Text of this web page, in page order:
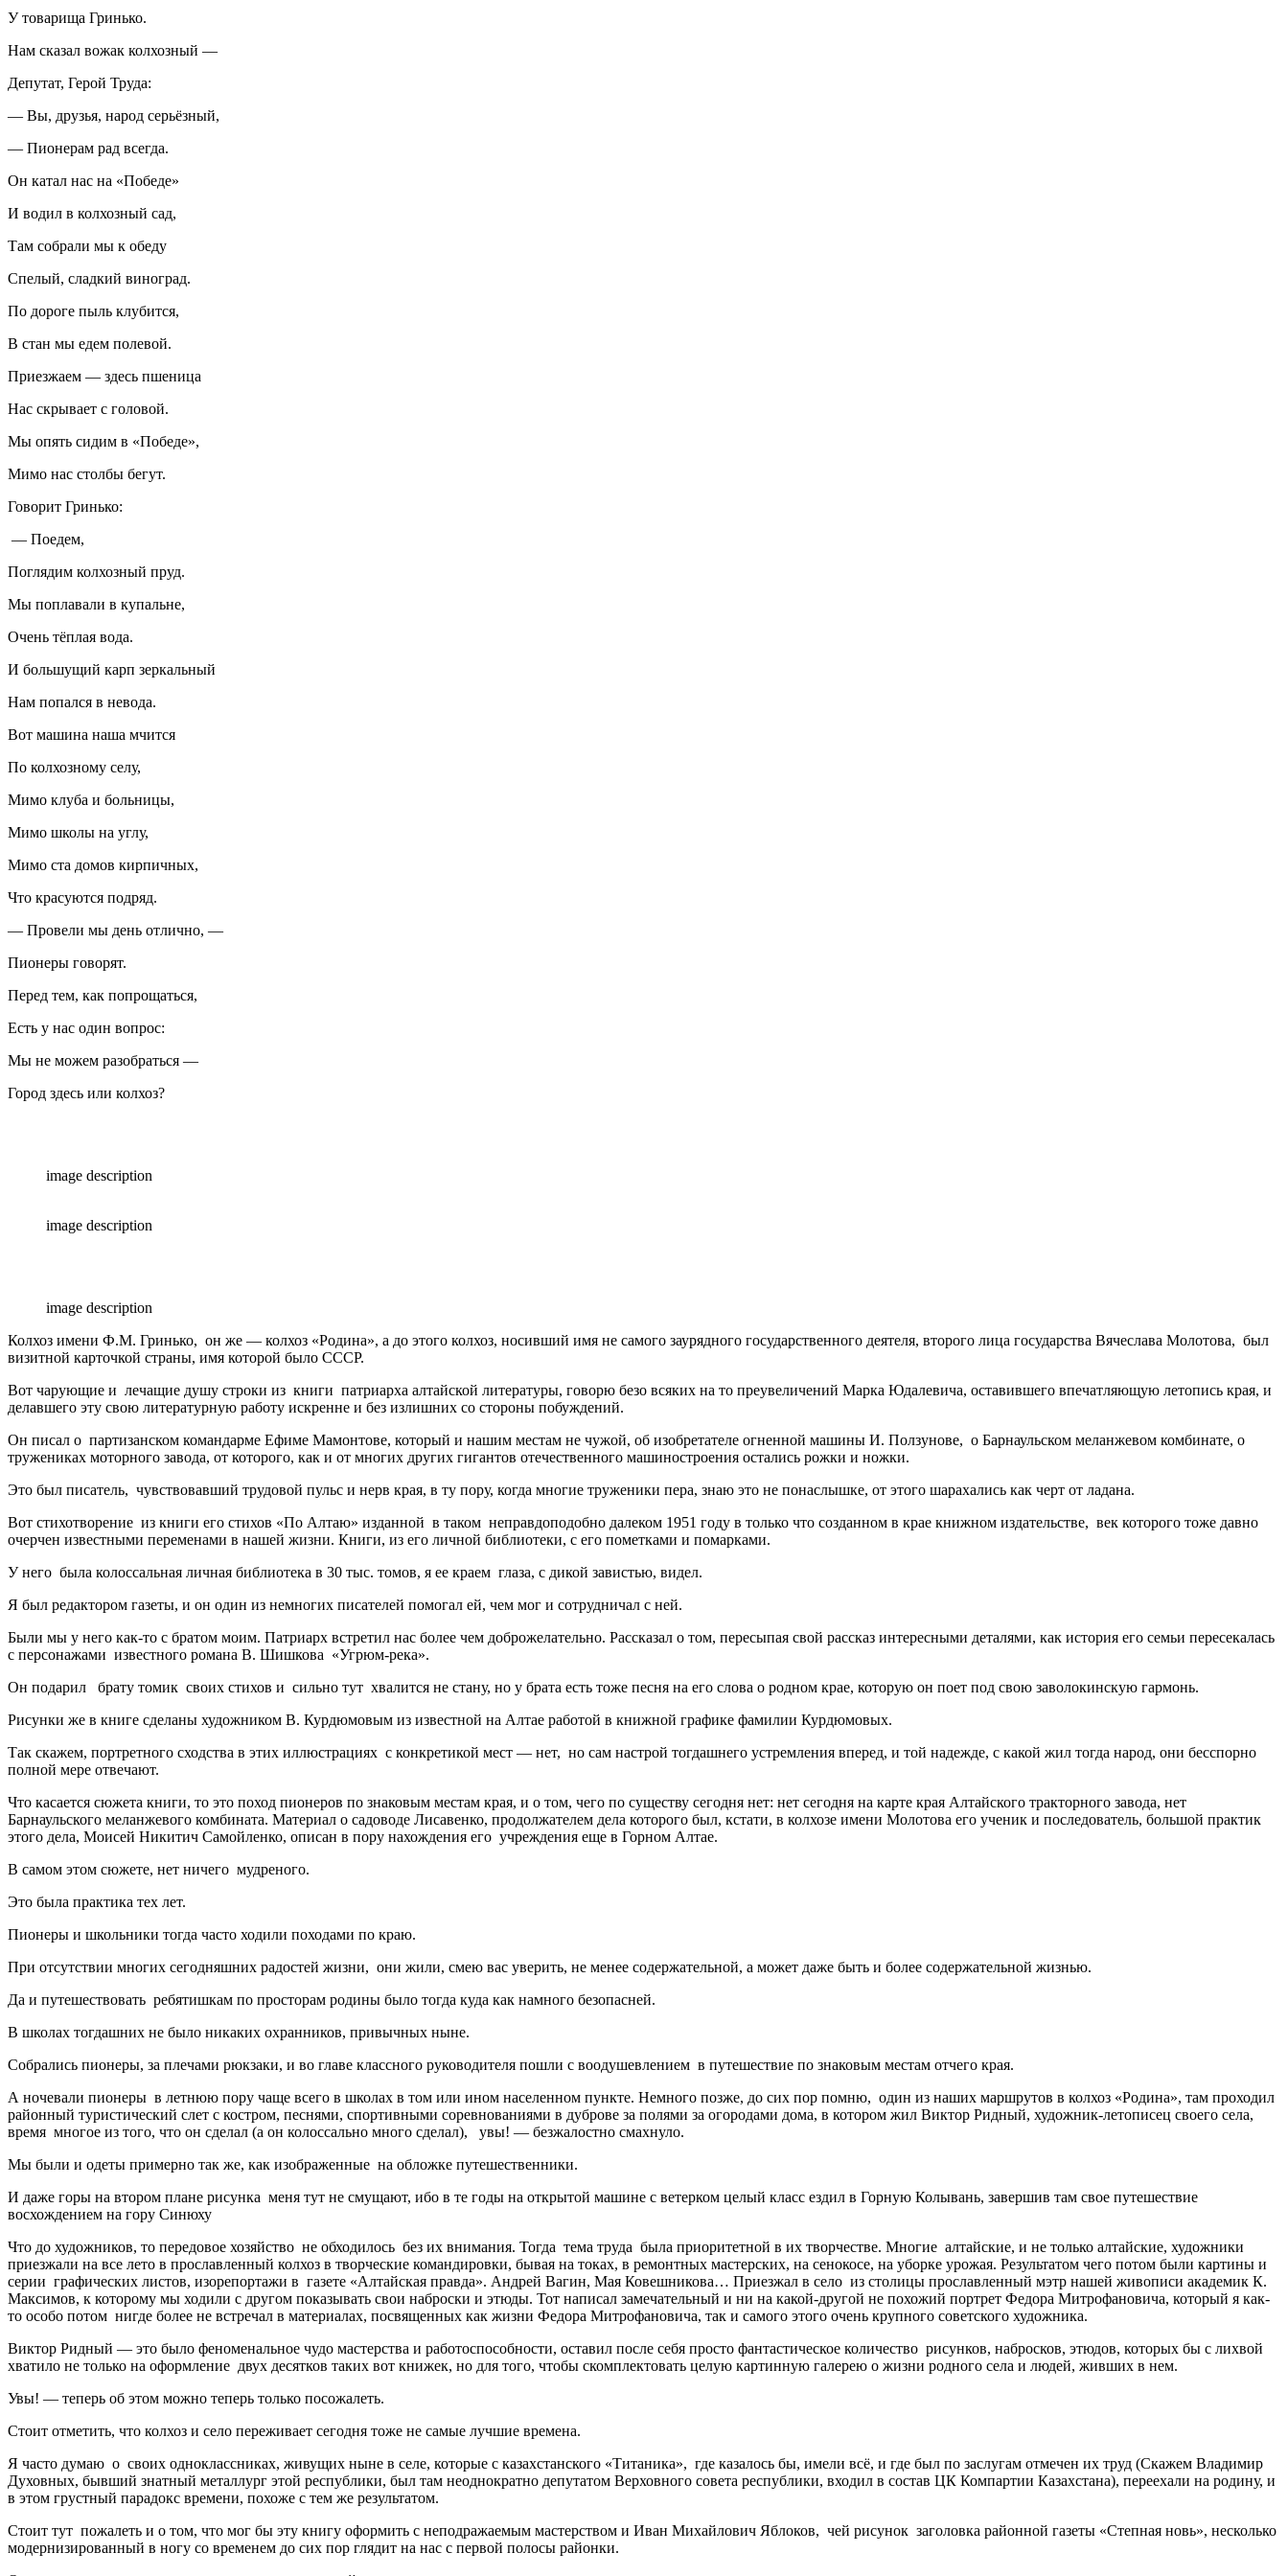
У товарища Гринько.
Нам сказал вожак колхозный —
Депутат, Герой Труда:
— Вы, друзья, народ серьёзный,
— Пионерам рад всегда.
Он катал нас на «Победе»
И водил в колхозный сад,
Там собрали мы к обеду
Спелый, сладкий виноград.
По дороге пыль клубится,
В стан мы едем полевой.
Приезжаем — здесь пшеница
Нас скрывает с головой.
Мы опять сидим в «Победе»,
Мимо нас столбы бегут.
Говорит Гринько:
— Поедем,
Поглядим колхозный пруд.
Мы поплавали в купальне,
Очень тёплая вода.
И большущий карп зеркальный
Нам попался в невода.
Вот машина наша мчится
По колхозному селу,
Мимо клуба и больницы,
Мимо школы на углу,
Мимо ста домов кирпичных,
Что красуются подряд.
— Провели мы день отлично, —
Пионеры говорят.
Перед тем, как попрощаться,
Есть у нас один вопрос:
Мы не можем разобраться —
Город здесь или колхоз?
image description
image description
image description
Колхоз имени Ф.М. Гринько, он же — колхоз «Родина», а до этого колхоз, носивший имя не самого заурядного государственного деятеля, второго лица государства Вячеслава Молотова, был
визитной карточкой страны, имя которой было СССР.
Вот чарующие и лечащие душу строки из книги патриарха алтайской литературы, говорю безо всяких на то преувеличений Марка Юдалевича, оставившего впечатляющую летопись края, и
делавшего эту свою литературную работу искренне и без излишних со стороны побуждений.
Он писал о партизанском командарме Ефиме Мамонтове, который и нашим местам не чужой, об изобретателе огненной машины И. Ползунове, о Барнаульском меланжевом комбинате, о
тружениках моторного завода, от которого, как и от многих других гигантов отечественного машиностроения остались рожки и ножки.
Это был писатель, чувствовавший трудовой пульс и нерв края, в ту пору, когда многие труженики пера, знаю это не понаслышке, от этого шарахались как черт от ладана.
Вот стихотворение из книги его стихов «По Алтаю» изданной в таком неправдоподобно далеком 1951 году в только что созданном в крае книжном издательстве, век которого тоже давно
очерчен известными переменами в нашей жизни. Книги, из его личной библиотеки, с его пометками и помарками.
У него была колоссальная личная библиотека в 30 тыс. томов, я ее краем глаза, с дикой завистью, видел.
Я был редактором газеты, и он один из немногих писателей помогал ей, чем мог и сотрудничал с ней.
Были мы у него как-то с братом моим. Патриарх встретил нас более чем доброжелательно. Рассказал о том, пересыпая свой рассказ интересными деталями, как история его семьи пересекалась
с персонажами известного романа В. Шишкова «Угрюм-река».
Он подарил брату томик своих стихов и сильно тут хвалится не стану, но у брата есть тоже песня на его слова о родном крае, которую он поет под свою заволокинскую гармонь.
Рисунки же в книге сделаны художником В. Курдюмовым из известной на Алтае работой в книжной графике фамилии Курдюмовых.
Так скажем, портретного сходства в этих иллюстрациях с конкретикой мест — нет, но сам настрой тогдашнего устремления вперед, и той надежде, с какой жил тогда народ, они бесспорно
полной мере отвечают.
Что касается сюжета книги, то это поход пионеров по знаковым местам края, и о том, чего по существу сегодня нет: нет сегодня на карте края Алтайского тракторного завода, нет
Барнаульского меланжевого комбината. Материал о садоводе Лисавенко, продолжателем дела которого был, кстати, в колхозе имени Молотова его ученик и последователь, большой практик
этого дела, Моисей Никитич Самойленко, описан в пору нахождения его учреждения еще в Горном Алтае.
В самом этом сюжете, нет ничего мудреного.
Это была практика тех лет.
Пионеры и школьники тогда часто ходили походами по краю.
При отсутствии многих сегодняшних радостей жизни, они жили, смею вас уверить, не менее содержательной, а может даже быть и более содержательной жизнью.
Да и путешествовать ребятишкам по просторам родины было тогда куда как намного безопасней.
В школах тогдашних не было никаких охранников, привычных ныне.
Собрались пионеры, за плечами рюкзаки, и во главе классного руководителя пошли с воодушевлением в путешествие по знаковым местам отчего края.
А ночевали пионеры в летнюю пору чаще всего в школах в том или ином населенном пункте. Немного позже, до сих пор помню, один из наших маршрутов в колхоз «Родина», там проходил
районный туристический слет с костром, песнями, спортивными соревнованиями в дуброве за полями за огородами дома, в котором жил Виктор Ридный, художник-летописец своего села,
время многое из того, что он сделал (а он колоссально много сделал), увы! — безжалостно смахнуло.
Мы были и одеты примерно так же, как изображенные на обложке путешественники.
И даже горы на втором плане рисунка меня тут не смущают, ибо в те годы на открытой машине с ветерком целый класс ездил в Горную Колывань, завершив там свое путешествие
восхождением на гору Синюху
Что до художников, то передовое хозяйство не обходилось без их внимания. Тогда тема труда была приоритетной в их творчестве. Многие алтайские, и не только алтайские, художники
приезжали на все лето в прославленный колхоз в творческие командировки, бывая на токах, в ремонтных мастерских, на сенокосе, на уборке урожая. Результатом чего потом были картины и
серии графических листов, изорепортажи в газете «Алтайская правда». Андрей Вагин, Мая Ковешникова… Приезжал в село из столицы прославленный мэтр нашей живописи академик К.
Максимов, к которому мы ходили с другом показывать свои наброски и этюды. Тот написал замечательный и ни на какой-другой не похожий портрет Федора Митрофановича, который я как-
то особо потом нигде более не встречал в материалах, посвященных как жизни Федора Митрофановича, так и самого этого очень крупного советского художника.
Виктор Ридный — это было феноменальное чудо мастерства и работоспособности, оставил после себя просто фантастическое количество рисунков, набросков, этюдов, которых бы с лихвой
хватило не только на оформление двух десятков таких вот книжек, но для того, чтобы скомплектовать целую картинную галерею о жизни родного села и людей, живших в нем.
Увы! — теперь об этом можно теперь только посожалеть.
Стоит отметить, что колхоз и село переживает сегодня тоже не самые лучшие времена.
Я часто думаю о своих одноклассниках, живущих ныне в селе, которые с казахстанского «Титаника», где казалось бы, имели всё, и где был по заслугам отмечен их труд (Скажем Владимир
Духовных, бывший знатный металлург этой республики, был там неоднократно депутатом Верховного совета республики, входил в состав ЦК Компартии Казахстана), переехали на родину, и
в этом грустный парадокс времени, похоже с тем же результатом.
Стоит тут пожалеть и о том, что мог бы эту книгу оформить с неподражаемым мастерством и Иван Михайлович Яблоков, чей рисунок заголовка районной газеты «Степная новь», несколько
модернизированный в ногу со временем до сих пор глядит на нас с первой полосы районки.